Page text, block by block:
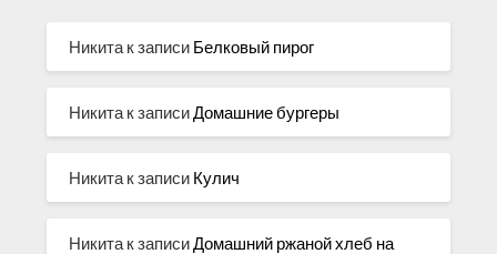
Никита к записи Белковый пирог
Никита к записиДомашние бургеры
Никита к записи Кулич
Никита к записиДомашний ржаной хлеб на